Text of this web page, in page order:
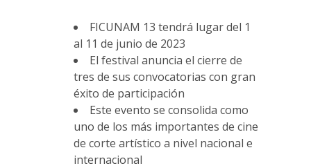
FICUNAM 13 tendrá lugar del 1
al 11 de junio de 2023
El festival anuncia el cierre de
tres de sus convocatorias con gran
éxito de participación
Este evento se consolida como
uno de los más importantes de cine
de corte artístico a nivel nacional e
internacional